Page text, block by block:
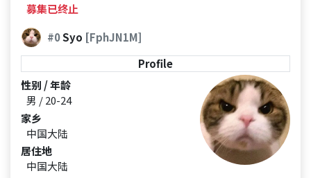
募集已终止
#0Syo [FphJN1M]
Profile
性别 / 年龄
男 / 20-24
家乡
中国大陆
居住地
中国大陆